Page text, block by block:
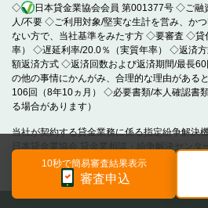
審査申込
10秒で簡易審査結果表示
◇
日本貸金業協会会員 第001377号 ◇ご
人/不要 ◇ご利用対象/堅実な生計を営み、か
ない方で、当社基準をみたす方 ◇要審査 ◇貸
率） ◇遅延利率/20.0％（実質年率） ◇返済方
額返済方式 ◇返済回数および返済期間/最長
の他の事情にかんがみ、合理的な理由がある
106回（8年10ヵ月） ◇必要書類/本人確認書
る場合があります）
当社が契約する貸金業務に係る指定紛争解決
日本貸金業協会 貸金業相談・紛争解決センタ
Copyright(C)Sumitomo Mitsui Card Co.,Ltd.